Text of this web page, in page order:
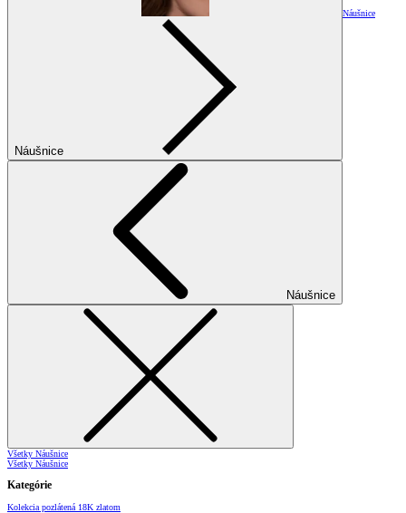
Náušnice
Náušnice
Náušnice
Všetky Náušnice
Všetky Náušnice
Kategórie
Kolekcia pozlátená 18K zlatom